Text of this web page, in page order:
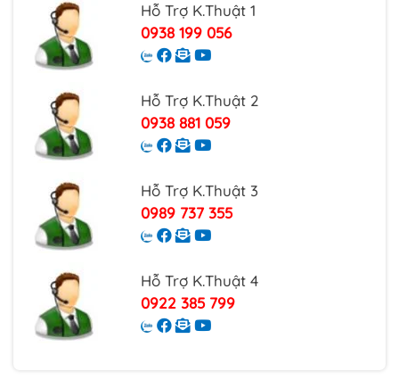
Hỗ Trợ K.Thuật 1
0938 199 056
Hỗ Trợ K.Thuật 2
0938 881 059
Hỗ Trợ K.Thuật 3
0989 737 355
Hỗ Trợ K.Thuật 4
0922 385 799